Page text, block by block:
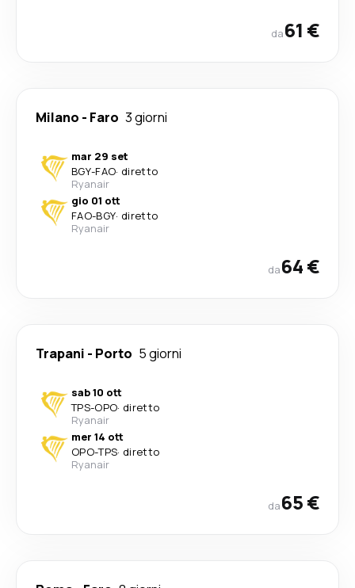
da61 €
Milano - Faro 3 giorni
mar 29 set
BGY-FAO· diretto
Ryanair
gio 01 ott
FAO-BGY· diretto
Ryanair
da64 €
Trapani - Porto 5 giorni
sab 10 ott
TPS-OPO· diretto
Ryanair
mer 14 ott
OPO-TPS· diretto
Ryanair
da65 €